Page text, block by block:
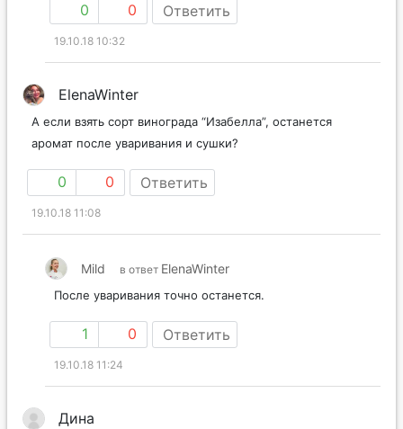
0 0 Ответить
19.10.18 10:32
ElenaWinter
А если взять сорт винограда “Изабелла”, останется
аромат после уваривания и сушки?
0 0 Ответить
19.10.18 11:08
Mild в ответ ElenaWinter
После уваривания точно останется.
1 0 Ответить
19.10.18 11:24
Дина